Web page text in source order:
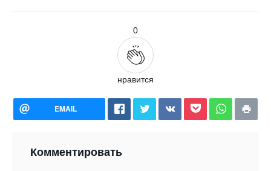
0
нравится
EMAIL
Комментировать